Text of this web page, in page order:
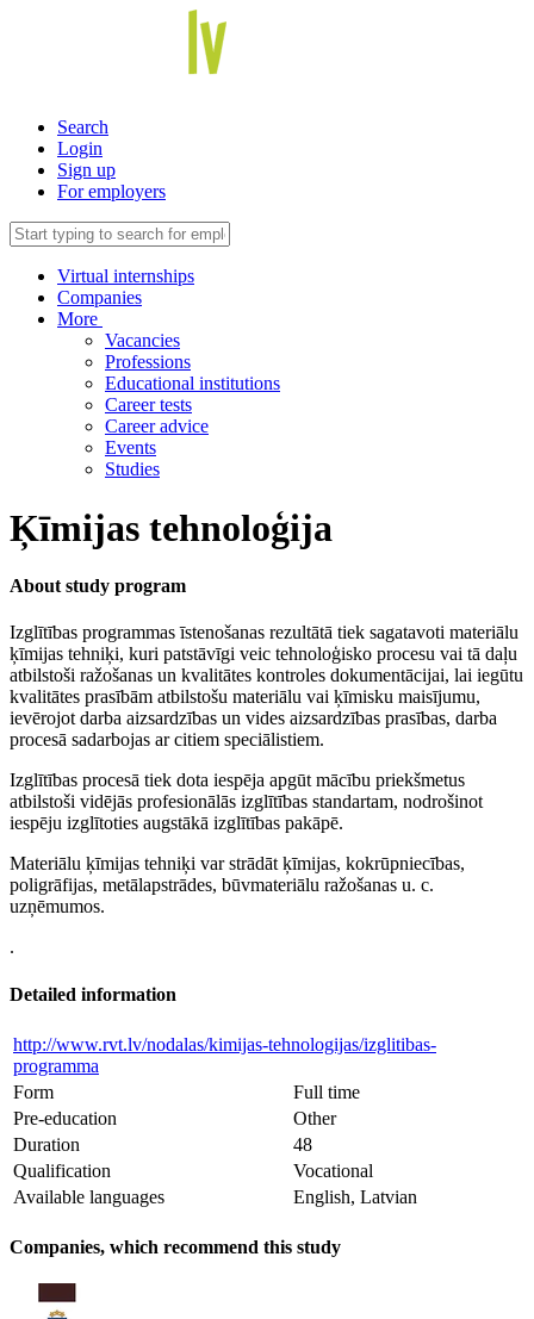
Search
Login
Sign up
For employers
Virtual internships
Companies
More
Vacancies
Professions
Educational institutions
Career tests
Career advice
Events
Studies
Ķīmijas tehnoloģija
About study program
Izglītības programmas īstenošanas rezultātā tiek sagatavoti materiālu
ķīmijas tehniķi, kuri patstāvīgi veic tehnoloģisko procesu vai tā daļu
atbilstoši ražošanas un kvalitātes kontroles dokumentācijai, lai iegūtu
kvalitātes prasībām atbilstošu materiālu vai ķīmisku maisījumu,
ievērojot darba aizsardzības un vides aizsardzības prasības, darba
procesā sadarbojas ar citiem speciālistiem.
Izglītības procesā tiek dota iespēja apgūt mācību priekšmetus
atbilstoši vidējās profesionālās izglītības standartam, nodrošinot
iespēju izglītoties augstākā izglītības pakāpē.
Materiālu ķīmijas tehniķi var strādāt ķīmijas, kokrūpniecības,
poligrāfijas, metālapstrādes, būvmateriālu ražošanas u. c.
uzņēmumos.
.
Detailed information
http://www.rvt.lv/nodalas/kimijas-tehnologijas/izglitibas-
programma
Form
Full time
Pre-education
Other
Duration
48
Qualification
Vocational
Available languages
English, Latvian
Companies, which recommend this study